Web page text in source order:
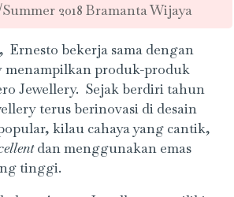
2018 Bramanta Wijaya
Ernesto bekerja sama dengan
menampilkan produk-produk
Jewellery. Sejak berdiri tahun
terus berinovasi di desain
kilau cahaya yang cantik,
dan menggunakan emas
tinggi.